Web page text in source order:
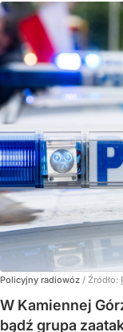
Policyjny radiowóz / Źródło:
W Kamiennej
bądź grupa